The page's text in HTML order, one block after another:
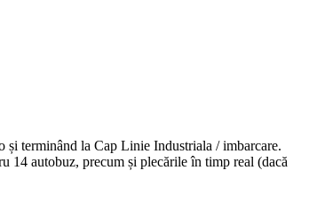
terminând la Cap Linie Industriala / imbarcare.
14 autobuz, precum și plecările în timp real (dacă